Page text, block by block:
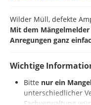
Wilder Müll, defekte
Mit dem
Anregungen ganz
Wichtige
Bitte nur ein
unterschiedlicher